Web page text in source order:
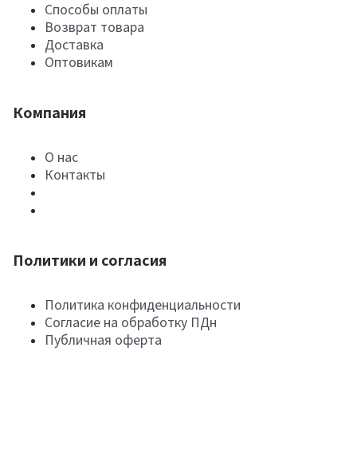
Способы оплаты
Возврат товара
Доставка
Оптовикам
Компания
О нас
Контакты
Политики и согласия
Политика конфиденциальности
Согласие на обработку ПДн
Публичная оферта